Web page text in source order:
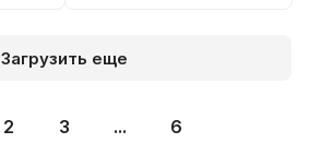
Загрузить еще
2 3 ... 6